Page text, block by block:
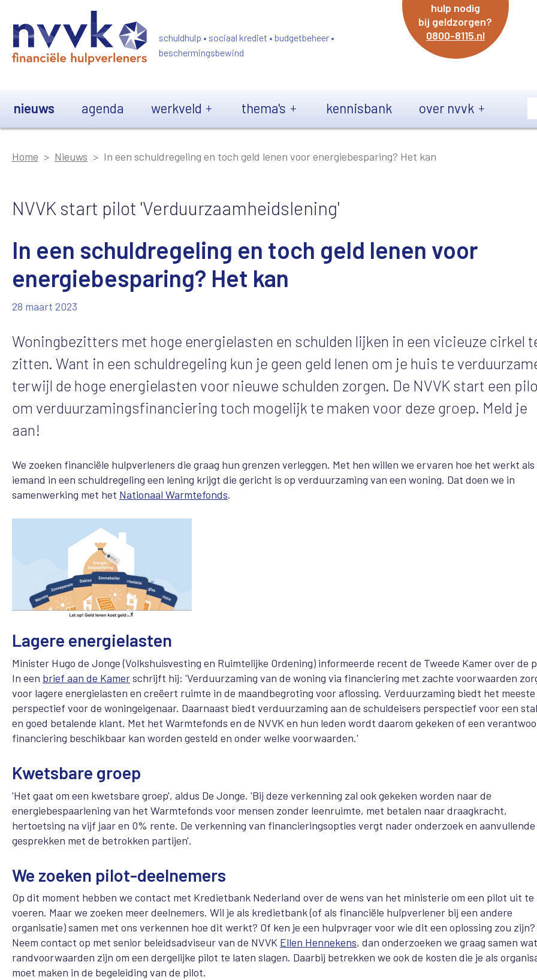
schuldhulp • sociaal krediet • budgetbeheer •
beschermingsbewind
hulp nodig
bij geldzorgen?
0800-8115.nl
nieuws agenda werkveld thema's kennisbank over nvvk
Home Nieuws In een schuldregeling en toch geld lenen voor energiebesparing? Het kan
NVVK start pilot 'Verduurzaamheidslening'
In een schuldregeling en toch geld lenen voor
energiebesparing? Het kan
28 maart 2023
Woningbezitters met hoge energielasten en schulden lijken in een vicieuze cirkel
zitten. Want in een schuldregeling kun je geen geld lenen om je huis te
terwijl de hoge energielasten voor nieuwe schulden zorgen. De NVVK start een
om verduurzamingsfinanciering toch mogelijk te maken voor deze groep. Meld je
aan!
We zoeken financiële hulpverleners die graag hun grenzen verleggen. Met hen willen we ervaren hoe het werkt als
iemand in een schuldregeling een lening krijgt die gericht is op verduurzaming van een woning. Dat doen we in
samenwerking met het Nationaal Warmtefonds.
Lagere energielasten
Minister Hugo de Jonge (Volkshuisvesting en Ruimtelijke Ordening) informeerde recent de Tweede Kamer over de
In een brief aan de Kamerschrijft hij: 'Verduurzaming van de woning via financiering met zachte voorwaarden
voor lagere energielasten en creëert ruimte in de maandbegroting voor aflossing. Verduurzaming biedt het meeste
perspectief voor de woningeigenaar. Daarnaast biedt verduurzaming aan de schuldeisers perspectief voor een
en goed betalende klant. Met het Warmtefonds en de NVVK en hun leden wordt daarom gekeken of een
financiering beschikbaar kan worden gesteld en onder welke voorwaarden.'
Kwetsbare groep
'Het gaat om een kwetsbare groep', aldus De Jonge. 'Bij deze verkenning zal ook gekeken worden naar de
energiebespaarlening van het Warmtefonds voor mensen zonder leenruimte, met betalen naar draagkracht,
hertoetsing na vijf jaar en 0% rente. De verkenning van financieringsopties vergt nader onderzoek en aanvullende
gesprekken met de betrokken partijen'.
We zoeken pilot-deelnemers
Op dit moment hebben we contact met Kredietbank Nederland over de wens van het ministerie om een pilot uit te
voeren. Maar we zoeken meer deelnemers. Wil je als kredietbank (of als financiële hulpverlener bij een andere
organisatie) samen met ons verkennen hoe dit werkt? Of ken je een hulpvrager voor wie dit een oplossing zou zijn?
Neem contact op met senior beleidsadviseur van de NVVK Ellen Hennekens, dan onderzoeken we graag samen
randvoorwaarden zijn om een dergelijke pilot te laten slagen. Daarbij betrekken we ook de kosten die je als
moet maken in de begeleiding van de pilot.